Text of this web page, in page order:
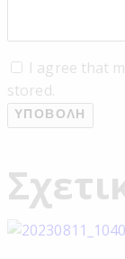
I agree that
stored.